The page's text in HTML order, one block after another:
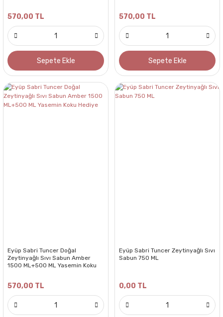
570,00 TL
Sepete Ekle
570,00 TL
Sepete Ekle
Eyüp Sabri Tuncer Doğal
Zeytinyağlı Sıvı Sabun Amber
1500 ML+500 ML Yasemin Koku
570,00 TL
Eyüp Sabri Tuncer Zeytinyağlı Sıvı
Sabun 750 ML
0,00 TL